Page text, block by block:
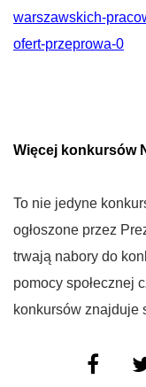
warszawskich-
ofert-przeprowa-0
Więcej konkursów
To nie jedyne
ogłoszone przez
trwają nabory do
pomocy społecznej
konkursów znajduje